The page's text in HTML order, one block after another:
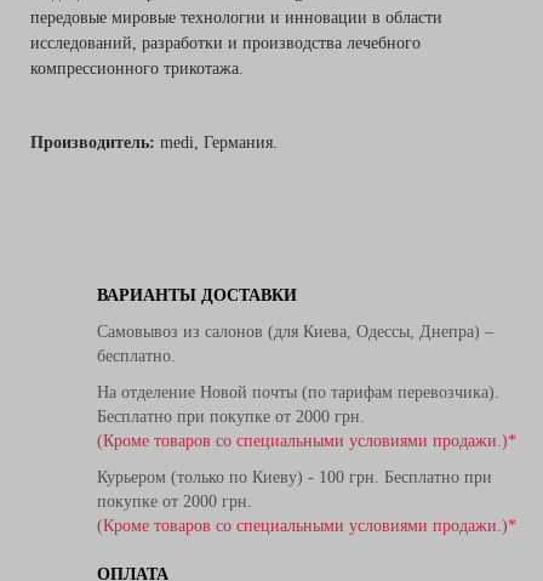
передовые мировые технологии и инновации в области
исследований, разработки и производства лечебного
компрессионного трикотажа.
Производитель: medi, Германия.
ВАРИАНТЫ ДОСТАВКИ
Самовывоз из салонов (для Киева, Одессы, Днепра) –
бесплатно.
На отделение Новой почты (по тарифам перевозчика).
Бесплатно при покупке от 2000 грн.
(Кроме товаров со специальными условиями продажи.)*
Курьером (только по Киеву) - 100 грн. Бесплатно при
покупке от 2000 грн.
(Кроме товаров со специальными условиями продажи.)*
ОПЛАТА